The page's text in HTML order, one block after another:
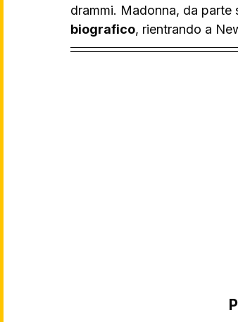
drammi. Madonna, da parte
biografico, rientrando a